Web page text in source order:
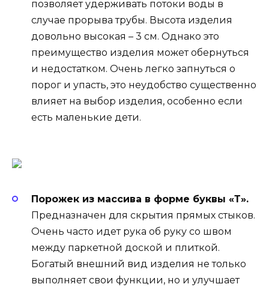
позволяет удерживать потоки воды в
случае прорыва трубы. Высота изделия
довольно высокая – 3 см. Однако это
преимущество изделия может обернуться
и недостатком. Очень легко запнуться о
порог и упасть, это неудобство существенно
влияет на выбор изделия, особенно если
есть маленькие дети.
Порожек из массива в форме буквы «Т».
Предназначен для скрытия прямых стыков.
Очень часто идет рука об руку со швом
между паркетной доской и плиткой.
Богатый внешний вид изделия не только
выполняет свои функции, но и улучшает